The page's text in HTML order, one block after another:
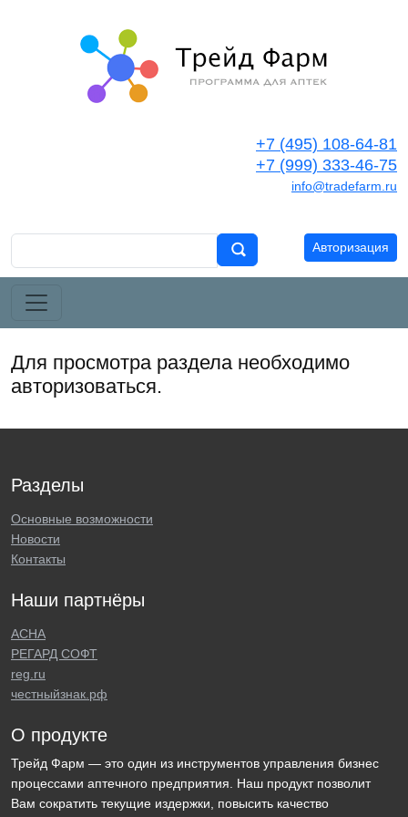
+7 (495) 108-64-81
+7 (999) 333-46-75
info@tradefarm.ru
Авторизация
Для просмотра раздела необходимо
авторизоваться.
Разделы
Основные возможности
Новости
Контакты
Наши партнёры
АСНА
РЕГАРД СОФТ
reg.ru
честныйзнак.рф
О продукте
Трейд Фарм — это один из инструментов управления бизнес
процессами аптечного предприятия. Наш продукт позволит
Вам сократить текущие издержки, повысить качество